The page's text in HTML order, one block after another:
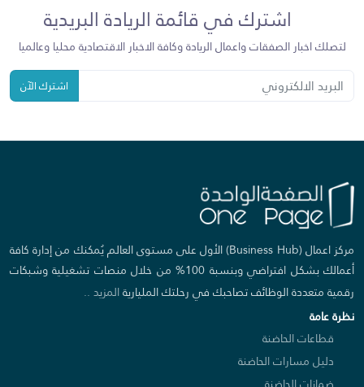
اشترك في قائمة الريادة البريدية
لتصلك اخبار الصفقات واعمال الريادة وكافة الاخبار الاقتصادية محليا وعالميا
اشترك الآن
مركز اعمال (Business Hub) الأول على مستوى العالم يُمكنك من إدارة كافة
أعمالك بشكل افتراضي وبنسبة 100% من خلال منصات تشغيلية وشبكات
رقمية متعددة الوظائف تصاحبك في رحلتك الملياريةالمزيد ..
نظرة عامة
قطاعات الحاضنة
دليل مسارات الحاضنة